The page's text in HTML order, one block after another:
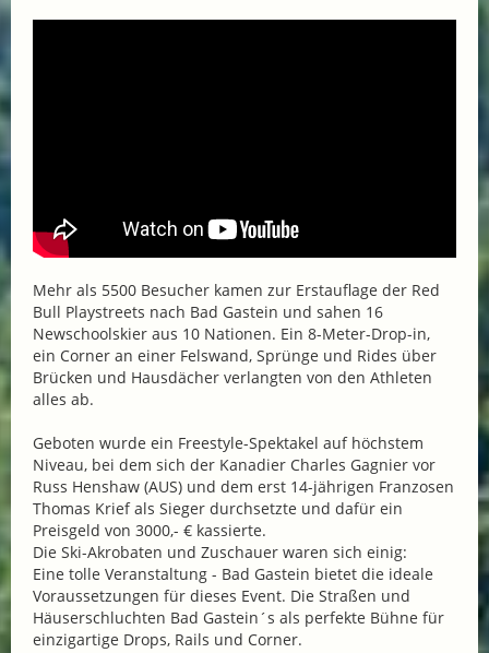
Mehr als 5500 Besucher kamen zur Erstauflage der Red
Bull Playstreets nach Bad Gastein und sahen 16
Newschoolskier aus 10 Nationen. Ein 8-Meter-Drop-in,
ein Corner an einer Felswand, Sprünge und Rides über
Brücken und Hausdächer verlangten von den Athleten
alles ab.
Geboten wurde ein Freestyle-Spektakel auf höchstem
Niveau, bei dem sich der Kanadier Charles Gagnier vor
Russ Henshaw (AUS) und dem erst 14-jährigen Franzosen
Thomas Krief als Sieger durchsetzte und dafür ein
Preisgeld von 3000,- € kassierte.
Die Ski-Akrobaten und Zuschauer waren sich einig:
Eine tolle Veranstaltung - Bad Gastein bietet die ideale
Voraussetzungen für dieses Event. Die Straßen und
Häuserschluchten Bad Gastein´s als perfekte Bühne für
einzigartige Drops, Rails und Corner.